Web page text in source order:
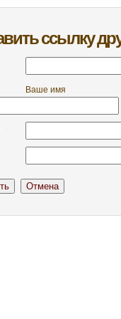
ссылку
Ваше имя
Отмена